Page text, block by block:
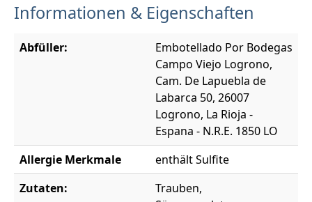
Informationen & Eigenschaften
Abfüller:
Embotellado Por Bodegas
Campo Viejo Logrono,
Cam. De Lapuebla de
Labarca 50, 26007
Logrono, La Rioja -
Espana - N.R.E. 1850 LO
Allergie Merkmale
enthält Sulfite
Zutaten:
Trauben,